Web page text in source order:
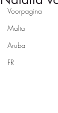
Voorpagina
Malta
Aruba
FR